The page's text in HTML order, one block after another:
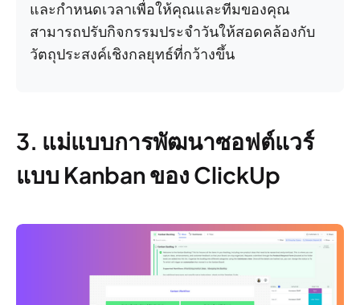
และกำหนดเวลาเพื่อให้คุณและทีมของคุณ
สามารถปรับกิจกรรมประจำวันให้สอดคล้องกับ
วัตถุประสงค์เชิงกลยุทธ์ที่กว้างขึ้น
3. แม่แบบการพัฒนาซอฟต์แวร์
แบบ Kanban ของ ClickUp